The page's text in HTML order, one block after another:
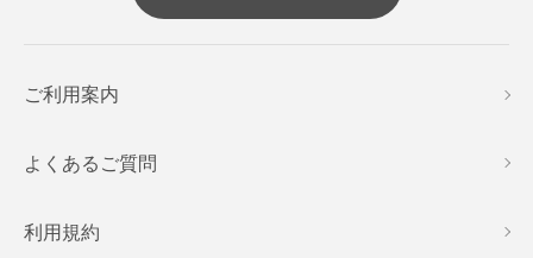
ご利用案内
よくあるご質問
利用規約